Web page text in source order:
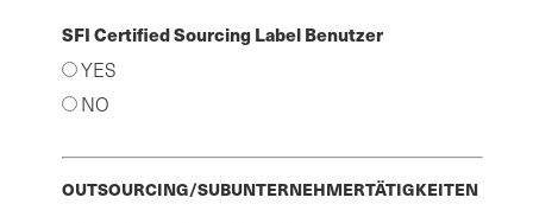
SFI Certified Sourcing Label Benutzer
YES
NO
OUTSOURCING/SUBUNTERNEHMERTÄTIGKEITEN